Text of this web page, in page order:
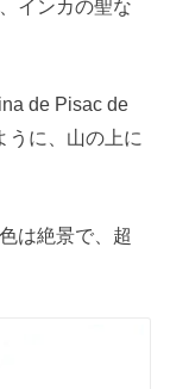
インカの聖な
de Pisac de
うに、山の上に
は絶景で、超